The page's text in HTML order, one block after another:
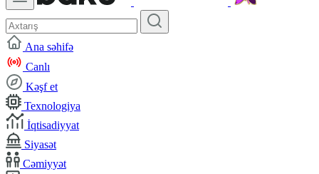
Ana səhifə
Canlı
Kəşf et
Texnologiya
İqtisadiyyat
Siyasət
Cəmiyyət